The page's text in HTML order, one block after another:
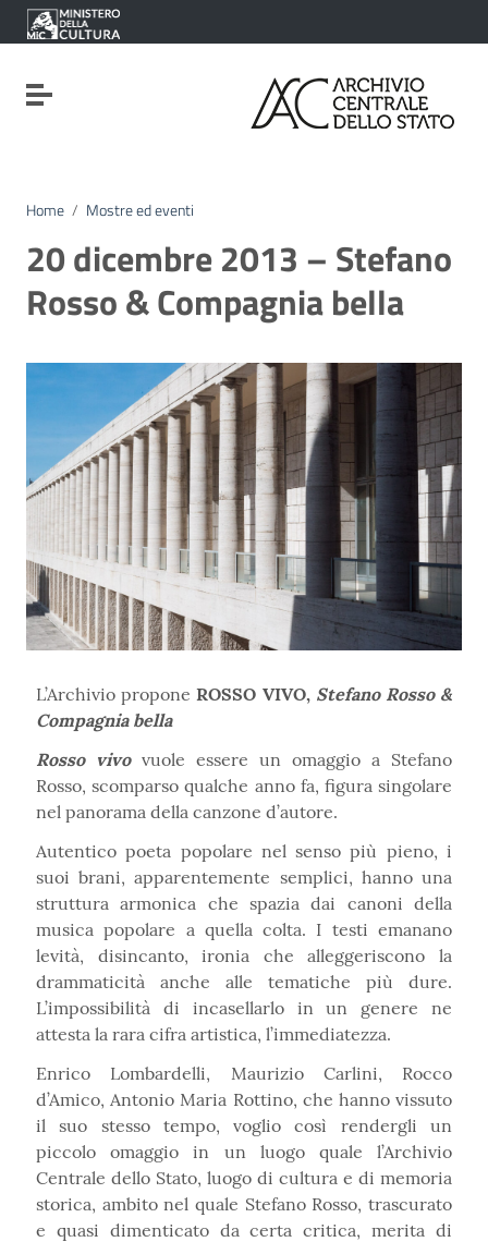
Vai ai contenuti
Vai al menu di navigazione
Vai al footer
Attiva / disattiva la navigazione
Home / Mostre ed eventi
20 dicembre 2013 – Stefano
Rosso & Compagnia bella
L’Archivio proponeROSSO VIVO, Stefano Rosso &
Compagnia bella
Rosso vivovuole essere un omaggio a Stefano
Rosso, scomparso qualche anno fa, figura singolare
nel panorama della canzone d’autore.
Autentico poeta popolare nel senso più pieno, i
suoi brani, apparentemente semplici, hanno una
struttura armonica che spazia dai canoni della
musica popolare a quella colta. I testi emanano
levità, disincanto, ironia che alleggeriscono la
drammaticità anche alle tematiche più dure.
L’impossibilità di incasellarlo in un genere ne
attesta la rara cifra artistica, l’immediatezza.
Enrico Lombardelli, Maurizio Carlini, Rocco
d’Amico, Antonio Maria Rottino, che hanno vissuto
il suo stesso tempo, voglio così rendergli un
piccolo omaggio in un luogo quale l’Archivio
Centrale dello Stato, luogo di cultura e di memoria
storica, ambito nel quale Stefano Rosso, trascurato
e quasi dimenticato da certa critica, merita di